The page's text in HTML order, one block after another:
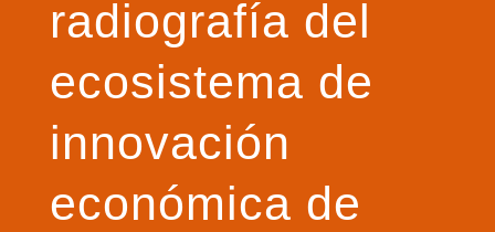
radiografía del
ecosistema de
innovación
económica de